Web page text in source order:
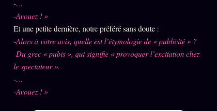
Audit Social
LIVRES TRILOGIE + 2
KÉTAMINE
-…
-Avouez ! »
Et une petite dernière, notre préféré sans doute :
-Alors à votre avis, quelle est l’étymologie de « publicité » ?
-Du grec « pubis », qui signifie « provoquer l’excitation chez
le spectateur ».
-…
-Avouez ! »